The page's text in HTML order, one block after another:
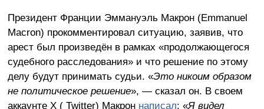
Президент Франции Эммануэль Макрон (Emmanuel
Macron) прокомментировал ситуацию, заявив, что
арест был произведён в рамках «продолжающегося
судебного расследования» и что решение по этому
делу будут принимать судьи. «Это никоим образом
не политическое решение», — сказал он. В своем
аккаунте X ( Twitter) Макрон написал: «Я видел